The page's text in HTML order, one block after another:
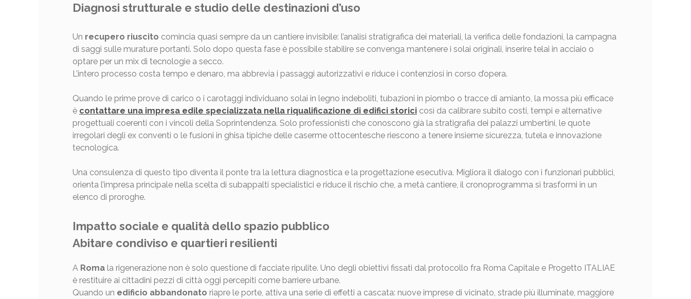
Diagnosi strutturale e studio delle destinazioni d’uso
Un recupero riuscito comincia quasi sempre da un cantiere invisibile: l’analisi stratigrafica dei materiali, la verifica delle fondazioni, la campagna
di saggi sulle murature portanti. Solo dopo questa fase è possibile stabilire se convenga mantenere i solai originali, inserire telai in acciaio o
optare per un mix di tecnologie a secco.
L’intero processo costa tempo e denaro, ma abbrevia i passaggi autorizzativi e riduce i contenziosi in corso d’opera.
Quando le prime prove di carico o i carotaggi individuano solai in legno indeboliti, tubazioni in piombo o tracce di amianto, la mossa più efficace
è contattare una impresa edile specializzata nella riqualificazione di edifici storicicosì da calibrare subito costi, tempi e alternative
progettuali coerenti con i vincoli della Soprintendenza. Solo professionisti che conoscono già la stratigrafia dei palazzi umbertini, le quote
irregolari degli ex conventi o le fusioni in ghisa tipiche delle caserme ottocentesche riescono a tenere insieme sicurezza, tutela e innovazione
tecnologica.
Una consulenza di questo tipo diventa il ponte tra la lettura diagnostica e la progettazione esecutiva. Migliora il dialogo con i funzionari pubblici,
orienta l’impresa principale nella scelta di subappalti specialistici e riduce il rischio che, a metà cantiere, il cronoprogramma si trasformi in un
elenco di proroghe.
Impatto sociale e qualità dello spazio pubblico
Abitare condiviso e quartieri resilienti
A Romala rigenerazione non è solo questione di facciate ripulite. Uno degli obiettivi fissati dal protocollo fra Roma Capitale e Progetto ITALIAE
è restituire ai cittadini pezzi di città oggi percepiti come barriere urbane.
Quando un edificio abbandonato riapre le porte, attiva una serie di effetti a cascata: nuove imprese di vicinato, strade più illuminate, maggiore